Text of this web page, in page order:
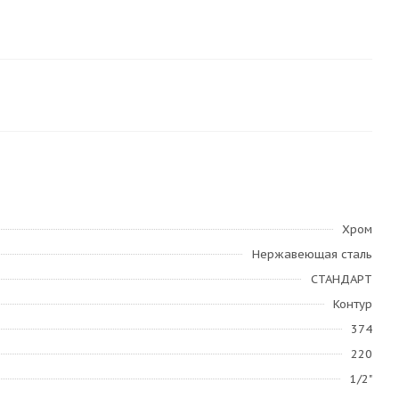
Хром
Нержавеющая сталь
СТАНДАРТ
Контур
374
220
1/2"